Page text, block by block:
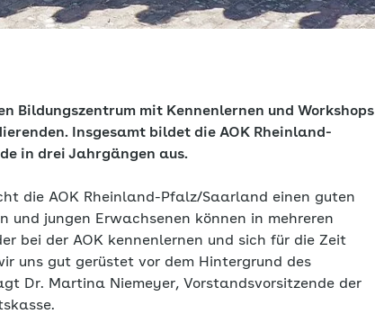
Bildungszentrum mit Kennenlernen und Workshops
Insgesamt bildet die AOK Rheinland-
in drei Jahrgängen aus.
die AOK Rheinland-Pfalz/Saarland einen guten
und jungen Erwachsenen können in mehreren
bei der AOK kennenlernen und sich für die Zeit
uns gut gerüstet vor dem Hintergrund des
Dr. Martina Niemeyer, Vorstandsvorsitzende der